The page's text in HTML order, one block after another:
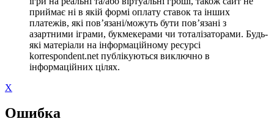
приймає ні в якій формі оплату ставок та інших
платежів, які пов’язані/можуть бути пов’язані з
азартними іграми, букмекерами чи тоталізаторами. Будь-
які матеріали на інформаційному ресурсі
korrespondent.net публікуються виключно в
інформаційних цілях.
X
Ошибка